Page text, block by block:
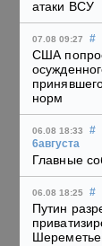
атаки ВСУ
07.08 09:27 #
США
норм
06.08 18:33 #
6августа
Главные
06.08 18:25 #
Путин